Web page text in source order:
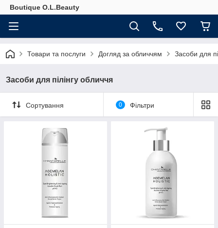
Boutique O.L.Beauty
Товари та послуги Догляд за обличчям Засоби для
Засоби для пілінгу обличчя
Сортування 0 Фільтри